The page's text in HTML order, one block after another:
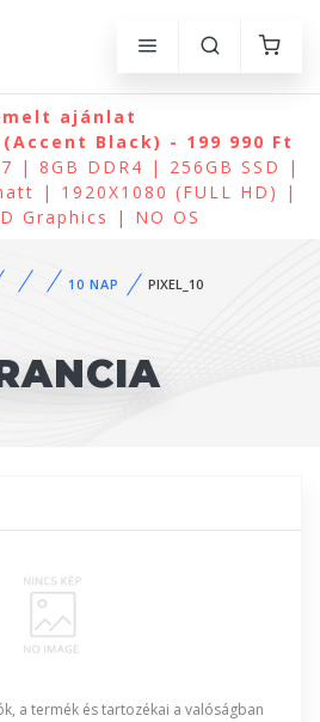
ajánlat
(Accent Black) - 199 990 Ft
| 8GB DDR4 | 256GB SSD |
| 1920X1080 (FULL HD) |
Graphics | NO OS
10 NAP PIXEL_10
a termék és tartozékai a valóságban